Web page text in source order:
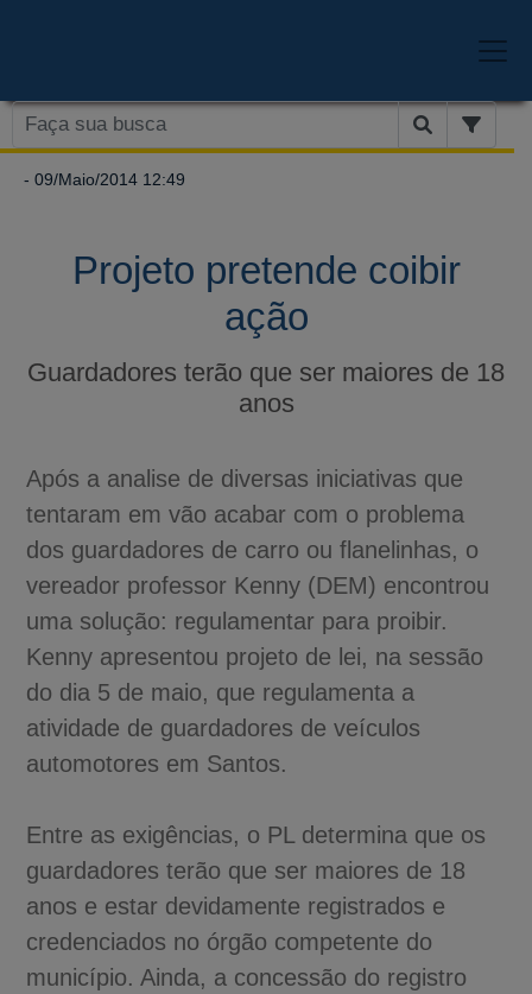
- 09/Maio/2014 12:49
Projeto pretende coibir
ação
Guardadores terão que ser maiores de 18
anos
Após a analise de diversas iniciativas que
tentaram em vão acabar com o problema
dos guardadores de carro ou flanelinhas, o
vereador professor Kenny (DEM) encontrou
uma solução: regulamentar para proibir.
Kenny apresentou projeto de lei, na sessão
do dia 5 de maio, que regulamenta a
atividade de guardadores de veículos
automotores em Santos.
Entre as exigências, o PL determina que os
guardadores terão que ser maiores de 18
anos e estar devidamente registrados e
credenciados no órgão competente do
município. Ainda, a concessão do registro